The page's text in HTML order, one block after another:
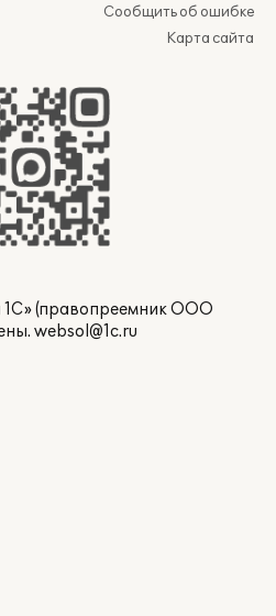
Сообщить об ошибке
Карта сайта
1С» (правопреемник ООО
websol@1c.ru